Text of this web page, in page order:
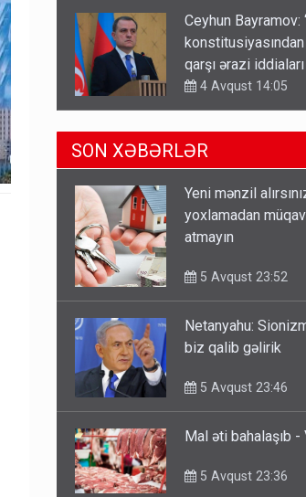
TƏCİLİ! Fəlakət
VERİLDİ - Bu
silinəcək
Ərdoğana sui-qəsd
iştirakçısı detalları
5 Avqust 16:56
Rusiya Azərbaycan
deport etdi
Rusiya
5 Avqust 10:58
SON XƏBƏRLƏR
Yeni mənzil
yoxlamadan
Netanyahu: